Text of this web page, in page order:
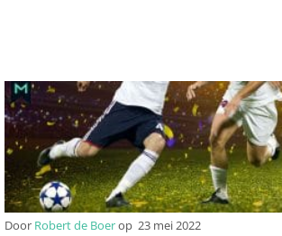
Door Robert de Boerop 23 mei 2022